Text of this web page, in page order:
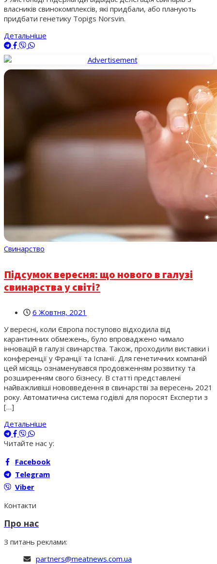
власників свинокомплексів, які придбали, або планують
придбати генетику Topigs Norsvin.
Детальніше
Свинарство
Підсумок вересня: що нового в галузі
свинарства у світі?
6 Жовтня, 2021
У вересні, коли Європа поступово відходила від
карантинних обмежень, було впроваджено чимало
інновацій в галузі свинарства. Також, проходили виставки і
конференції у Франції та Іспанії. Для генетичних компаній
цей місяць ознаменувався продовженням розвитку та
розширенням свого бізнесу. В статті представлені
найважливіші нововведення в свинарстві за вересень 2021
року. Автоматична система годівлі для поросят Експерти з
[…]
Детальніше
Читайте нас у:
Facebook
Telegram
Viber
Контакти
Про нас
З питань реклами:
partners@meatnews.com.ua